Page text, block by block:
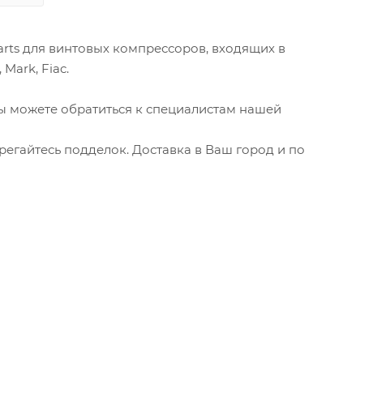
для винтовых компрессоров, входящих в
Fiac.
обратиться к специалистам нашей
подделок. Доставка в Ваш город и по